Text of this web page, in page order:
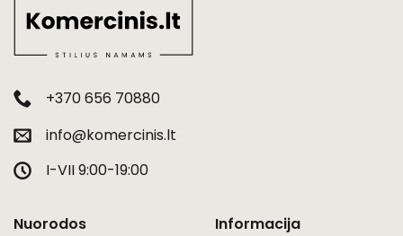
+370 656 70880
info@komercinis.lt
I-VII 9:00-19:00
Nuorodos
Informacija